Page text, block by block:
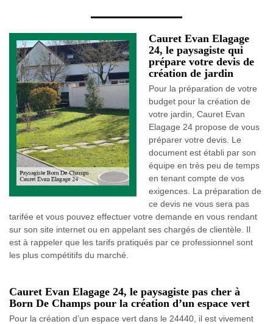
Cauret Evan Elagage
24, le paysagiste qui
prépare votre devis de
création de jardin
Pour la préparation de votre
budget pour la création de
votre jardin, Cauret Evan
Elagage 24 propose de vous
préparer votre devis. Le
document est établi par son
équipe en très peu de temps
en tenant compte de vos
exigences. La préparation de
ce devis ne vous sera pas
tarifée et vous pouvez effectuer votre demande en vous rendant
sur son site internet ou en appelant ses chargés de clientèle. Il
est à rappeler que les tarifs pratiqués par ce professionnel sont
les plus compétitifs du marché.
Cauret Evan Elagage 24, le paysagiste pas cher à
Born De Champs pour la création d’un espace vert
Pour la création d’un espace vert dans le 24440, il est vivement